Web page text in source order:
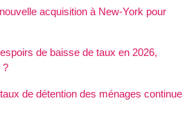
acquisition à New-York pour
de baisse de taux en 2026,
?
de détention des ménages continue